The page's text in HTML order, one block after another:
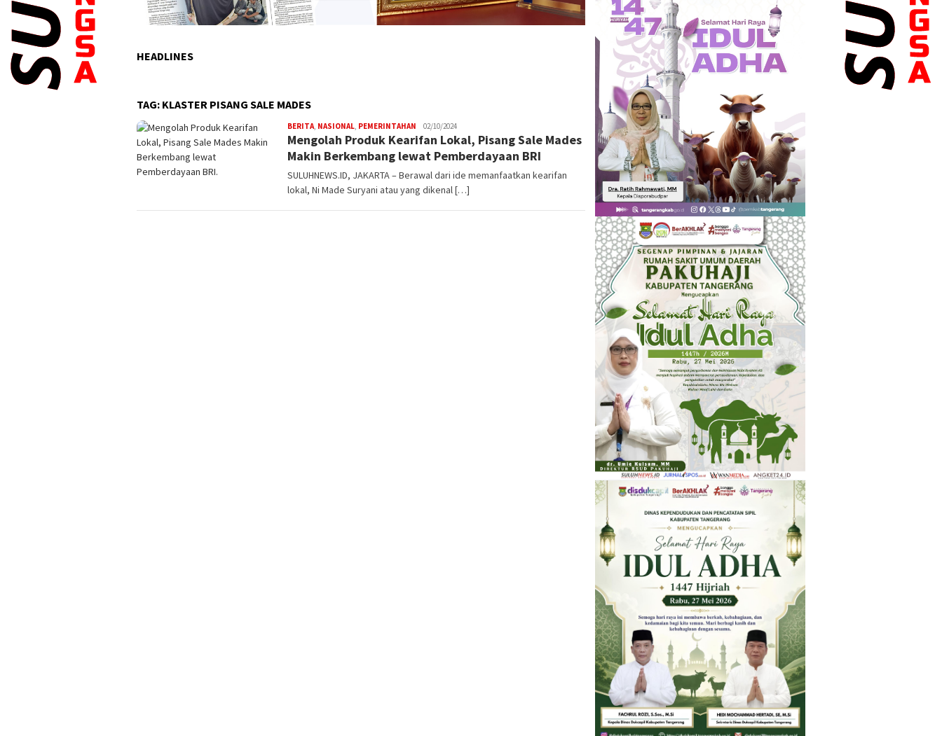
HEADLINES
TAG: KLASTER PISANG SALE MADES
BERITA, NASIONAL, PEMERINTAHAN W4nt0
02/10/2024
Mengolah Produk Kearifan Lokal, Pisang Sale Mades
Makin Berkembang lewat Pemberdayaan BRI
SULUHNEWS.ID, JAKARTA – Berawal dari ide memanfaatkan kearifan
lokal, Ni Made Suryani atau yang dikenal […]